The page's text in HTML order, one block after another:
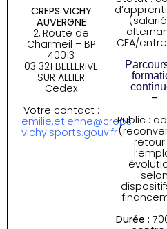
CREPS VICHY
AUVERGNE
2, Route de
Charmeil – BP
40013
03 321 BELLERIVE
SUR ALLIER
Cedex
Votre contact :
emilie.etienne@creps-
vichy.sports.gouv.fr
CFA/
–
Public :
retour
selon
Durée :